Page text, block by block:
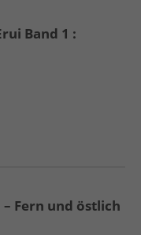
Band 1 :
Fern und östlich